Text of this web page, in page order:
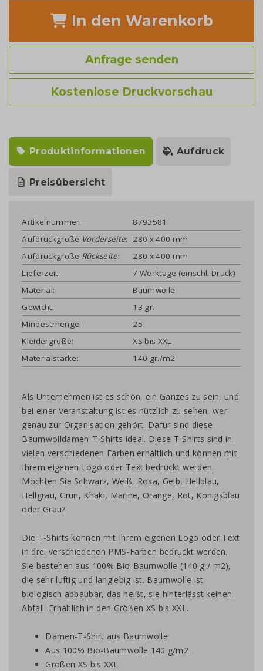
In den Warenkorb
Anfrage senden
Kostenlose Druckvorschau
Produktinformationen Aufdruck
Preisübersicht
Artikelnummer:
8793581
Aufdruckgröße Vorderseite:
280 x 400 mm
Aufdruckgröße Rückseite:
280 x 400 mm
Lieferzeit:
7 Werktage (einschl. Druck)
Material:
Baumwolle
Gewicht:
13 gr.
Mindestmenge:
25
Kleidergröße:
XS bis XXL
Materialstärke:
140 gr./m2
Als Unternehmen ist es schön, ein Ganzes zu sein, und
bei einer Veranstaltung ist es nützlich zu sehen, wer
genau zur Organisation gehört. Dafür sind diese
Baumwolldamen-T-Shirts ideal. Diese T-Shirts sind in
vielen verschiedenen Farben erhältlich und können mit
Ihrem eigenen Logo oder Text bedruckt werden.
Möchten Sie Schwarz, Weiß, Rosa, Gelb, Hellblau,
Hellgrau, Grün, Khaki, Marine, Orange, Rot, Königsblau
oder Grau?
Die T-Shirts können mit Ihrem eigenen Logo oder Text
in drei verschiedenen PMS-Farben bedruckt werden.
Sie bestehen aus 100% Bio-Baumwolle (140 g / m2),
die sehr luftig und langlebig ist. Baumwolle ist
biologisch abbaubar, das heißt, sie hinterlässt keinen
Abfall. Erhältlich in den Größen XS bis XXL.
Damen-T-Shirt aus Baumwolle
Aus 100% Bio-Baumwolle 140 g/m2
Größen XS bis XXL